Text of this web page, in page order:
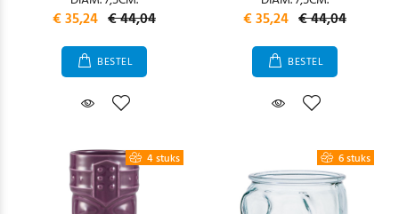
€ 35,24 € 44,04
BESTEL
€ 35,24 € 44,04
BESTEL
4 stuks 6 stuks